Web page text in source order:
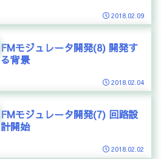
2018.02.09
FMモジュレータ開発(8) 開発す
る背景
2018.02.04
FMモジュレータ開発(7) 回路設
計開始
2018.02.02